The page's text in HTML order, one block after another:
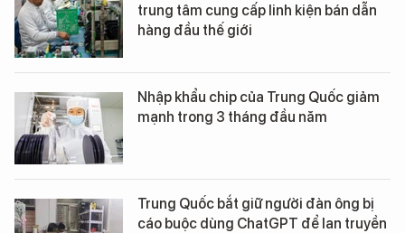
trung tâm cung cấp linh kiện bán dẫn
hàng đầu thế giới
Nhập khẩu chip của Trung Quốc giảm
mạnh trong 3 tháng đầu năm
Trung Quốc bắt giữ người đàn ông bị
cáo buộc dùng ChatGPT để lan truyền